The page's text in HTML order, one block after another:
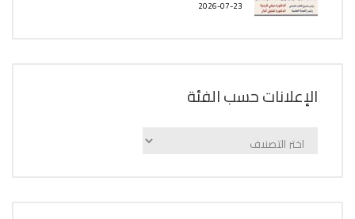
2026-07-23
الإعلانات حسب الفئة
الإعلانات